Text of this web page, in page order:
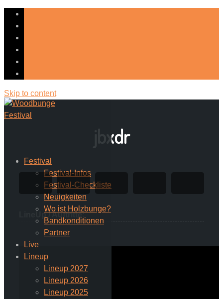
Skip to content
Festival
Festival-Infos
Festival-Checkliste
Neuigkeiten
Wo ist Holzbunge?
Bandkonditionen
Partner
Live
Lineup
Lineup 2027
Lineup 2026
Lineup 2025
jbxdr
LineUp / Auftritte: